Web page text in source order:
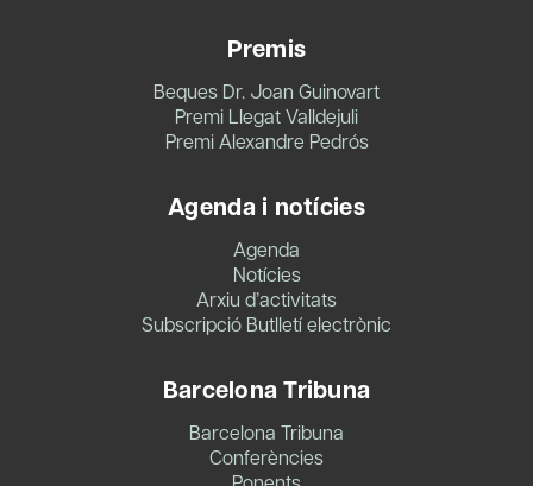
Premis
Beques Dr. Joan Guinovart
Premi Llegat Valldejuli
Premi Alexandre Pedrós
Agenda i notícies
Agenda
Notícies
Arxiu d’activitats
Subscripció Butlletí electrònic
Barcelona Tribuna
Barcelona Tribuna
Conferències